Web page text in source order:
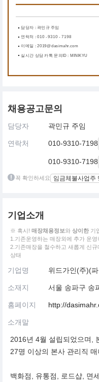
담당자 : 곽민규 주임
연락처 : 010 - 9310 - 7198
이메일 : 2019@dasimahr.com
실시간 상담 카톡 문의ID : MINIKYU
채용공고문의
담당자 곽민규 주임
연락처 010-9310-7198
010-9310-7198
꼭 확인하세요 임금체불사업주
기업소개
※ 혹시! 매장채용정보와 상이한 기
1.기존운영하는 매장외에 추가 운영
2.기존매장을 철수하고 새롭게 신
상태
기업명 위드가인(주)(
소재지 서울 송파구 송
홈페이지 http://
소개말
2016년 4월 설립되었으며,
27명 이상의 본사 관리직
백화점, 유통점, 로드샵, 면